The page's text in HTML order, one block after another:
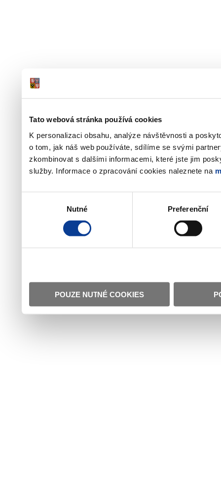
Tato webová stránka používá cookies
K personalizaci obsahu, analýze návštěvnosti a
o tom, jak náš web používáte, sdílíme se svými
zkombinovat s dalšími informacemi, které jste jim
služby. Informace o zpracování cookies naleznete na
Nutné Preferenční
POUZE NUTNÉ COOKIES